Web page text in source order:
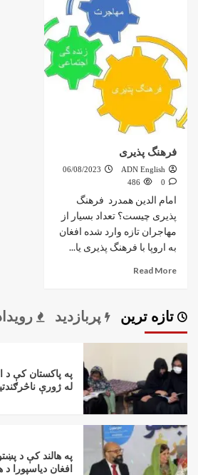
فرهنگ پذیری
ADN English
06/08/2023
0
486
امام الدین همدرد فرهنگ
پذیری چیست؟ تعداد بسیار از
مهاجران تازه وارد شده افغان
به اروپا با فرهنگ پذیری یا...
Read More
تازه ترین پربازدید
په پاکستان کې د
له ژورې
په هالند کې د
افغان دیاسپورا